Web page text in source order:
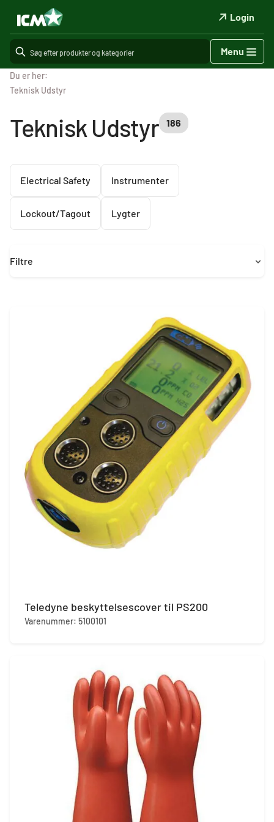
Login
Menu
Du er her:
Teknisk Udstyr
Teknisk Udstyr 186
Electrical Safety Instrumenter
Lockout/Tagout Lygter
Filtre
Teledyne beskyttelsescover til PS200
Varenummer: 5100101